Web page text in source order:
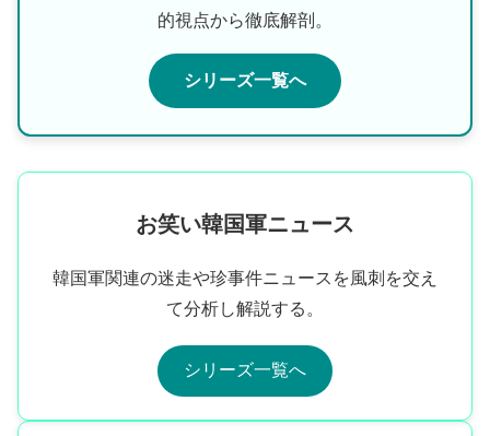
的視点から徹底解剖。
シリーズ一覧へ
お笑い韓国軍ニュース
韓国軍関連の迷走や珍事件ニュースを風刺を交え
て分析し解説する。
シリーズ一覧へ